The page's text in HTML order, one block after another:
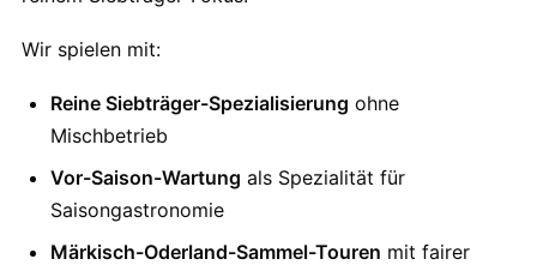
Wir spielen mit:
Reine Siebträger-Spezialisierung ohne
Mischbetrieb
Vor-Saison-Wartung als Spezialität für
Saisongastronomie
Märkisch-Oderland-Sammel-Touren mit fairer